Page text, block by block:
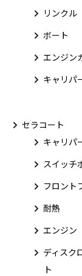
リンクル
ボート
エンジン
キャリパ
セラコート
キャリパ
スイッチ
フロント
耐熱
エンジン
ディスク
ト